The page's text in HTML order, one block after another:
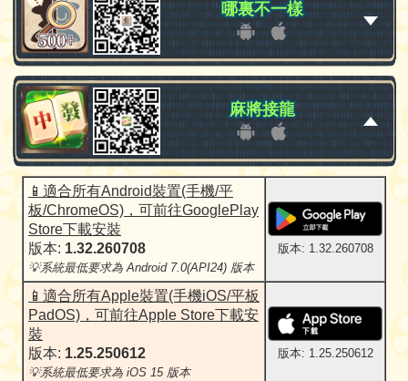
哪裏不一樣
哪裏不一樣
麻將接龍
麻將接龍
📱適合所有Android裝置(手機/平
板/ChromeOS)，可前往GooglePlay
Store下載安裝
版本: 1.32.260708
💡系統最低要求為 Android 7.0(API24) 版本
版本: 1.32.260708
📱適合所有Apple裝置(手機iOS/平板
PadOS)，可前往Apple Store下載安
裝
版本: 1.25.250612
💡系統最低要求為 iOS 15 版本
版本: 1.25.250612